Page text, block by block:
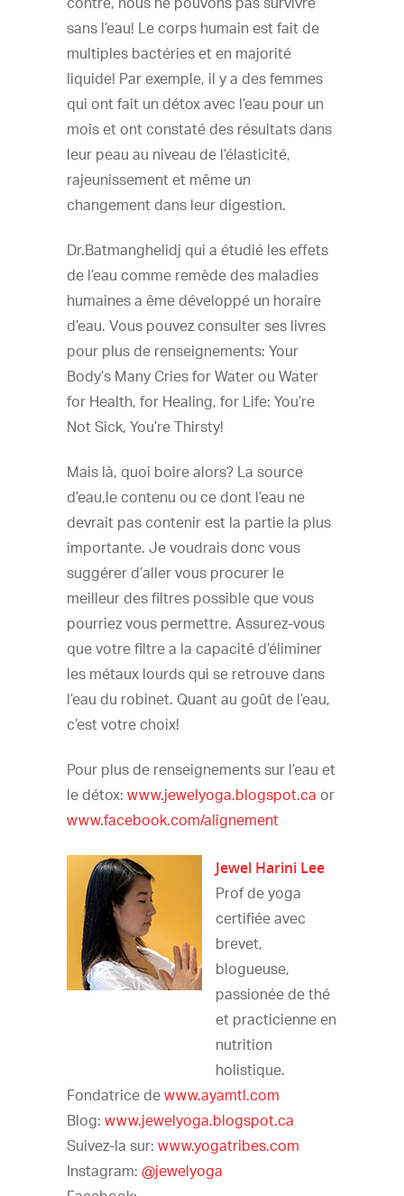
sans l’eau! Le corps humain est fait de
multiples bactéries et en majorité
liquide! Par exemple, il y a des femmes
qui ont fait un détox avec l’eau pour un
mois et ont constaté des résultats dans
leur peau au niveau de l’élasticité,
rajeunissement et même un
changement dans leur digestion.
Dr.Batmanghelidj qui a étudié les effets
de l’eau comme remède des maladies
humaines a ême développé un horaire
d’eau. Vous pouvez consulter ses livres
pour plus de renseignements: Your
Body’s Many Cries for Water ou Water
for Health, for Healing, for Life: You’re
Not Sick, You’re Thirsty!
Mais là, quoi boire alors? La source
d’eau,le contenu ou ce dont l’eau ne
devrait pas contenir est la partie la plus
importante. Je voudrais donc vous
suggérer d’aller vous procurer le
meilleur des filtres possible que vous
pourriez vous permettre. Assurez-vous
que votre filtre a la capacité d’éliminer
les métaux lourds qui se retrouve dans
l’eau du robinet. Quant au goût de l’eau,
c’est votre choix!
Pour plus de renseignements sur l’eau et
le détox:www.jewelyoga.blogspot.caor
www.facebook.com/alignement
Jewel Harini Lee
Prof de yoga
certifiée avec
brevet,
blogueuse,
passionée de thé
et practicienne en
nutrition
holistique.
Fondatrice dewww.ayamtl.com
Blog:www.jewelyoga.blogspot.ca
Suivez-la sur:www.yogatribes.com
Instagram:@jewelyoga